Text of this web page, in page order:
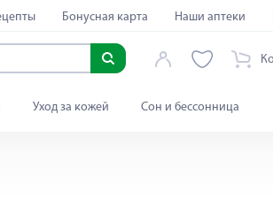
Бонусная карта Наши аптеки
Уход за кожей Сон и бессонница